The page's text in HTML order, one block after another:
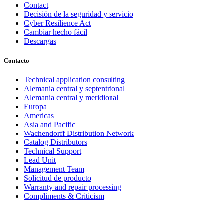
Contact
Decisión de la seguridad y servicio
Cyber Resilience Act
Cambiar hecho fácil
Descargas
Contacto
Technical application consulting
Alemania central y septentrional
Alemania central y meridional
Europa
Americas
Asia and Pacific
Wachendorff Distribution Network
Catalog Distributors
Technical Support
Lead Unit
Management Team
Solicitud de producto
Warranty and repair processing
Compliments & Criticism